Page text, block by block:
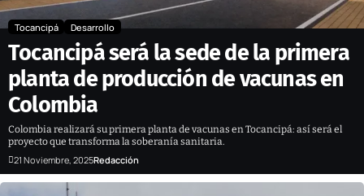
Tocancipá Desarrollo
Tocancipá será la sede de la primera
planta de producción de vacunas en
Colombia
Colombia realizará su primera planta de vacunas en Tocancipá: así será el
proyecto que transforma la soberanía sanitaria.
21 Noviembre, 2025Redacción